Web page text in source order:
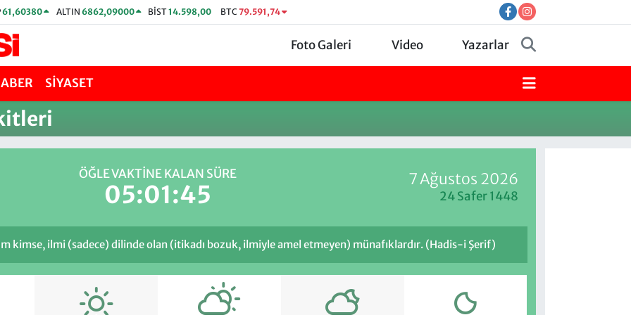
61,60380 ALTIN 6862,09000 BİST14.598,00 BTC 79.591,74
Foto Galeri Video Yazarlar
SİYASET
ÖĞLE VAKTİNE KALAN SÜRE
05:01:45
7 Ağustos 2026
24 Safer 1448
kimse, ilmi (sadece) dilinde olan (itikadı bozuk, ilmiyle amel etmeyen) münafıklardır. (Hadis-i Şerif)